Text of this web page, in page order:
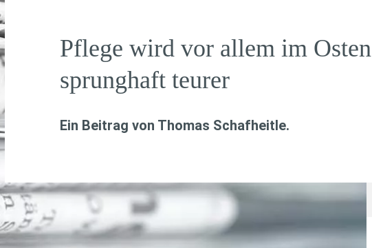
Pflege wird vor allem im Osten
sprunghaft teurer
Ein Beitrag von Thomas Schafheitle.